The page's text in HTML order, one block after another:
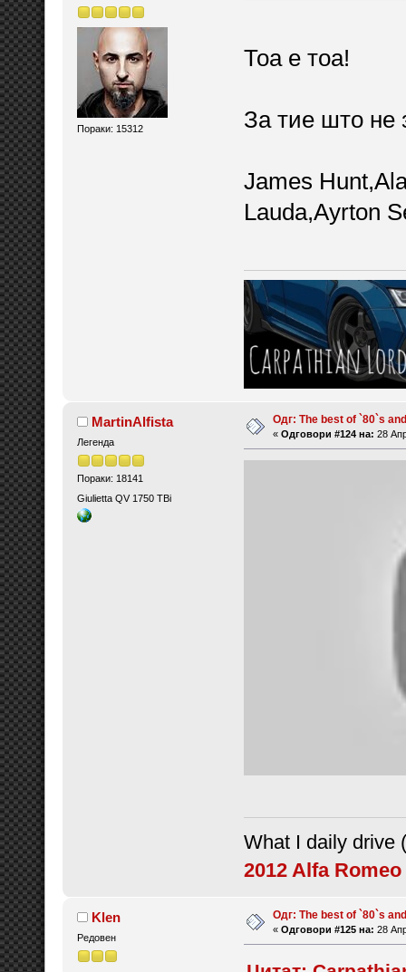
Пораки: 15312
Тоа е тоа!
За тие што не
James
Lauda,Ayrton
MartinAlfista
Легенда
Пораки: 18141
Giulietta QV 1750 TBi
Одг: The best of `80`s
« Одговори #124 на: 28
What I daily drive
2012 Alfa
Klen
Редовен
Одг: The best of `80`s
« Одговори #125 на: 28